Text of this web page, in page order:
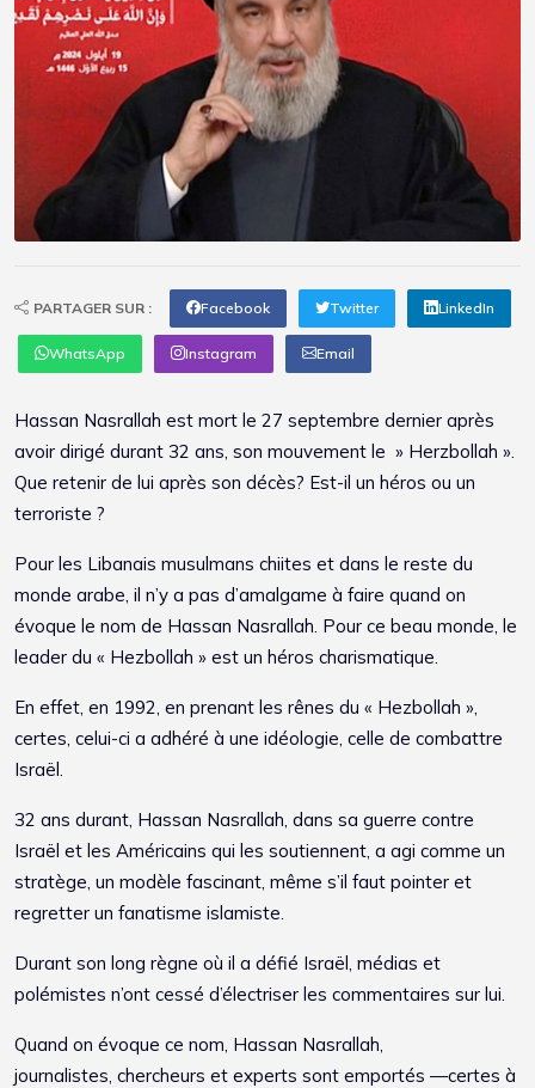
PARTAGER SUR : Facebook Twitter LinkedIn
WhatsApp Instagram Email
Hassan Nasrallah est mort le 27 septembre dernier après
avoir dirigé durant 32 ans, son mouvement le » Herzbollah ».
Que retenir de lui après son décès? Est-il un héros ou un
terroriste ?
Pour les Libanais musulmans chiites et dans le reste du
monde arabe, il n’y a pas d’amalgame à faire quand on
évoque le nom de Hassan Nasrallah. Pour ce beau monde, le
leader du « Hezbollah » est un héros charismatique.
En effet, en 1992, en prenant les rênes du « Hezbollah »,
certes, celui-ci a adhéré à une idéologie, celle de combattre
Israël.
32 ans durant, Hassan Nasrallah, dans sa guerre contre
Israël et les Américains qui les soutiennent, a agi comme un
stratège, un modèle fascinant, même s’il faut pointer et
regretter un fanatisme islamiste.
Durant son long règne où il a défié Israël, médias et
polémistes n’ont cessé d’électriser les commentaires sur lui.
Quand on évoque ce nom, Hassan Nasrallah,
journalistes, chercheurs et experts sont emportés —certes à